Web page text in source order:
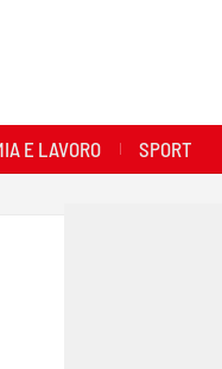
E LAVORO SPORT